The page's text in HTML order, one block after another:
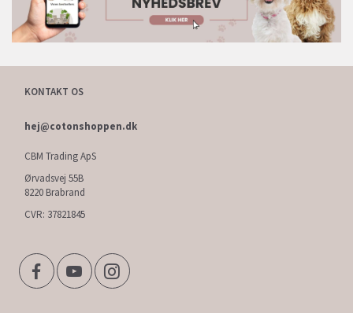
KONTAKT OS
hej@cotonshoppen.dk
CBM Trading ApS
Ørvadsvej 55B
8220 Brabrand
CVR: 37821845